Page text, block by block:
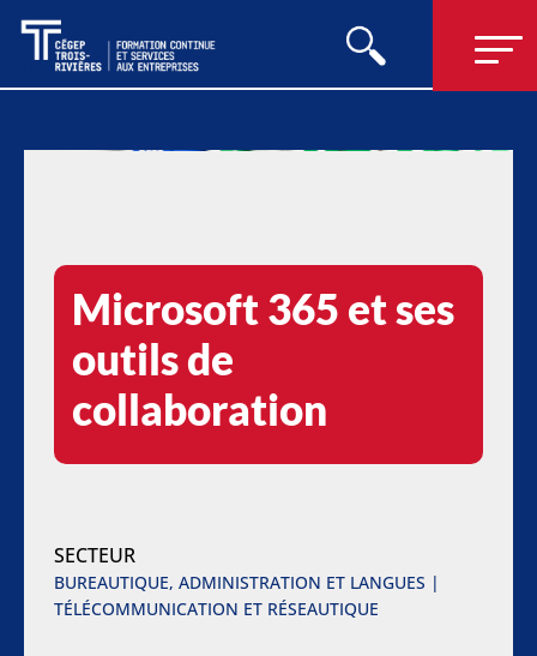
Microsoft 365 et ses
outils de
collaboration
SECTEUR
BUREAUTIQUE, ADMINISTRATION ET LANGUES |
TÉLÉCOMMUNICATION ET RÉSEAUTIQUE